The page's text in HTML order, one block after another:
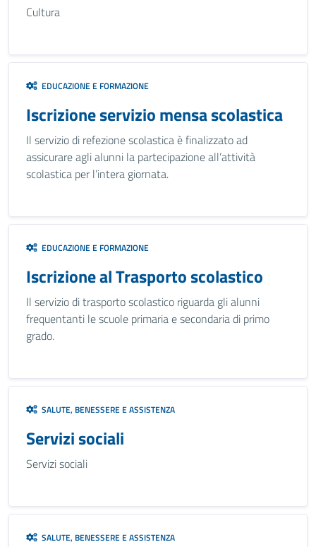
Cultura
EDUCAZIONE E FORMAZIONE
Iscrizione servizio mensa scolastica
Il servizio di refezione scolastica è finalizzato ad
assicurare agli alunni la partecipazione all’attività
scolastica per l’intera giornata.
EDUCAZIONE E FORMAZIONE
Iscrizione al Trasporto scolastico
Il servizio di trasporto scolastico riguarda gli alunni
frequentanti le scuole primaria e secondaria di primo
grado.
SALUTE, BENESSERE E ASSISTENZA
Servizi sociali
Servizi sociali
SALUTE, BENESSERE E ASSISTENZA